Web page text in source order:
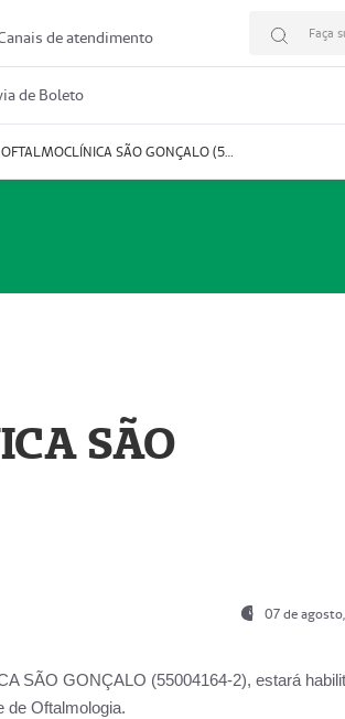
de atendimento Faça
de Boleto
Prestador OFTALMOCLÍNICA SÃO GONÇALO (55004164-2)
SÃO
07 de
SÃO GONÇALO (55004164-2), estará
de Oftalmologia.